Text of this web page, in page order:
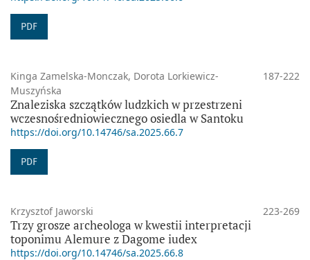
PDF
Kinga Zamelska-Monczak, Dorota Lorkiewicz-
Muszyńska
187-222
Znaleziska szczątków ludzkich w przestrzeni
wczesnośredniowiecznego osiedla w Santoku
https://doi.org/10.14746/sa.2025.66.7
PDF
Krzysztof Jaworski 223-269
Trzy grosze archeologa w kwestii interpretacji
toponimu Alemure z Dagome iudex
https://doi.org/10.14746/sa.2025.66.8